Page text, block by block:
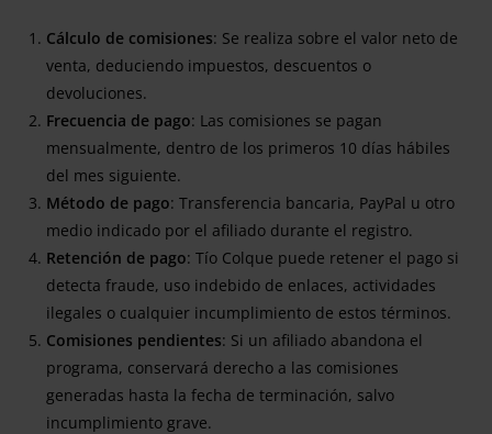
Cálculo de comisiones: Se realiza sobre el valor neto de
venta, deduciendo impuestos, descuentos o
devoluciones.
Frecuencia de pago: Las comisiones se pagan
mensualmente, dentro de los primeros 10 días hábiles
del mes siguiente.
Método de pago: Transferencia bancaria, PayPal u otro
medio indicado por el afiliado durante el registro.
Retención de pago: Tío Colque puede retener el pago si
detecta fraude, uso indebido de enlaces, actividades
ilegales o cualquier incumplimiento de estos términos.
Comisiones pendientes: Si un afiliado abandona el
programa, conservará derecho a las comisiones
generadas hasta la fecha de terminación, salvo
incumplimiento grave.